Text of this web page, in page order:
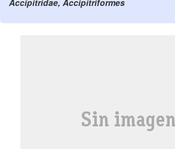
Accipitridae, Accipitriformes